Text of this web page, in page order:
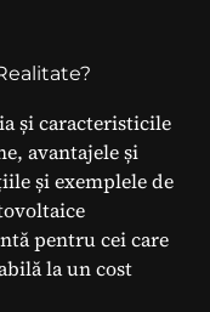
și caracteristicile
avantajele și
și exemplele de
pentru cei care
la un cost